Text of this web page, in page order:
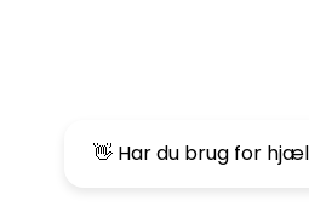
👋 Har du brug for